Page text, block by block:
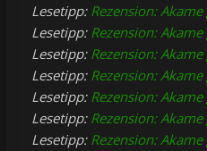
Lesetipp: Rezension:
Lesetipp: Rezension:
Lesetipp: Rezension:
Lesetipp: Rezension:
Lesetipp: Rezension:
Lesetipp: Rezension:
Lesetipp: Rezension: